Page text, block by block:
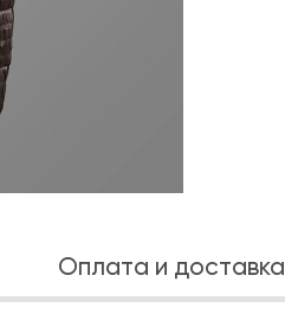
Оплата и доставка